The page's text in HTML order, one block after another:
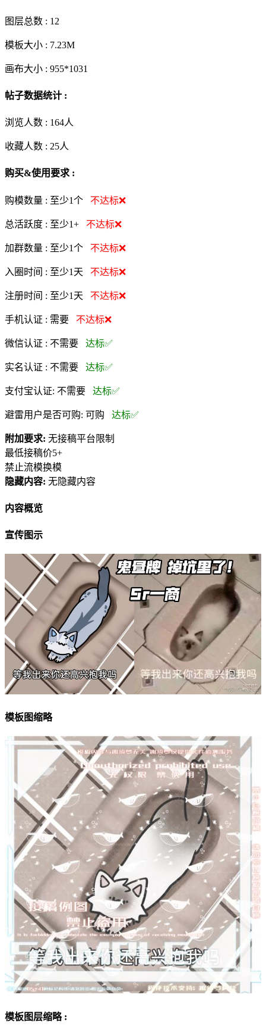
图层总数 : 12
模板大小 : 7.23M
画布大小 : 955*1031
帖子数据统计 :
浏览人数 : 164人
收藏人数 : 25人
购买&使用要求 :
购模数量 : 至少1个 不达标❌
总活跃度 : 至少1+ 不达标❌
加群数量 : 至少1个 不达标❌
入圈时间 : 至少1天 不达标❌
注册时间 : 至少1天 不达标❌
手机认证 : 需要 不达标❌
微信认证 : 不需要 达标✅
实名认证 : 不需要 达标✅
支付宝认证: 不需要 达标✅
避雷用户是否可购: 可购 达标✅
附加要求: 无接稿平台限制
最低接稿价5+
禁止流模换模
隐藏内容: 无隐藏内容
内容概览
宣传图示
模板图缩略
模板图层缩略 :